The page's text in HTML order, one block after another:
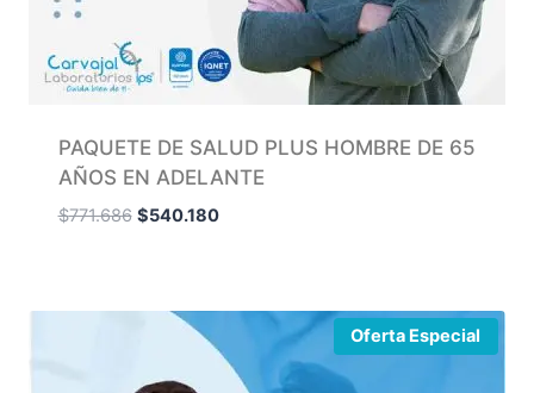
PAQUETE DE SALUD PLUS HOMBRE DE 65
AÑOS EN ADELANTE
$771.686 $540.180
Oferta Especial